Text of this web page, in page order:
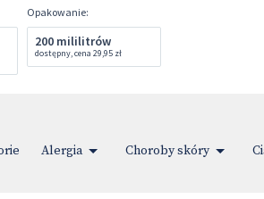
Opakowanie:
200 mililitrów
dostępny,cena 29,95 zł
Alergia Choroby skóry